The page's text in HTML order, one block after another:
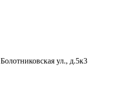
ул., д.5к3